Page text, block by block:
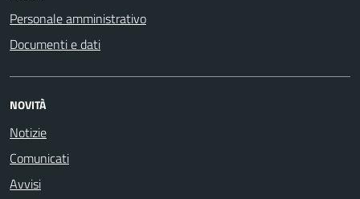
Personale amministrativo
Documenti e dati
NOVITÀ
Notizie
Comunicati
Avvisi